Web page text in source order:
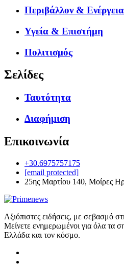
Περιβάλλον & Ενέργεια
Υγεία & Επιστήμη
Πολιτισμός
Σελίδες
Ταυτότητα
Διαφήμιση
Επικοινωνία
+30.6975757175
[email protected]
25ης Μαρτίου 140, Μοίρες
Αξιόπιστες ειδήσεις, με σεβασμό
Μείνετε ενημερωμένοι για όλα τα
Ελλάδα και τον κόσμο.